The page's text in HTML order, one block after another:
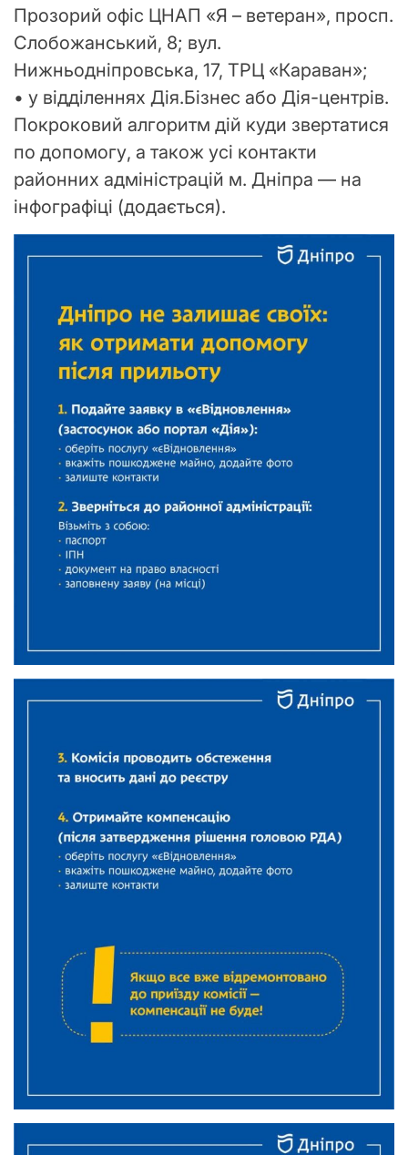
Прозорий офіс ЦНАП «Я – ветеран», просп.
Слобожанський, 8; вул.
Нижньодніпровська, 17, ТРЦ «Караван»;
• у відділеннях Дія.Бізнес або Дія-центрів.
Покроковий алгоритм дій куди звертатися
по допомогу, а також усі контакти
районних адміністрацій м. Дніпра — на
інфографіці (додається).